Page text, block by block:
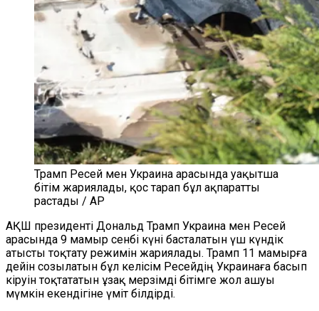
Трамп Ресей мен Украина арасында уақытша
бітім жариялады, қос тарап бұл ақпаратты
растады / AP
АҚШ президенті Дональд Трамп Украина мен Ресей
арасында 9 мамыр сенбі күні басталатын үш күндік
атысты тоқтату режимін жариялады. Трамп 11 мамырға
дейін созылатын бұл келісім Ресейдің Украинаға басып
кіруін тоқтататын ұзақ мерзімді бітімге жол ашуы
мүмкін екендігіне үміт білдірді.